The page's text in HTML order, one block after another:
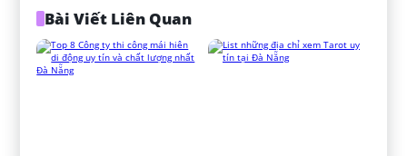
Bài Viết Liên Quan